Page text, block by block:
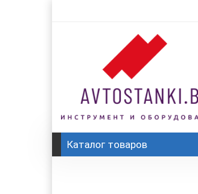
Каталог товаров